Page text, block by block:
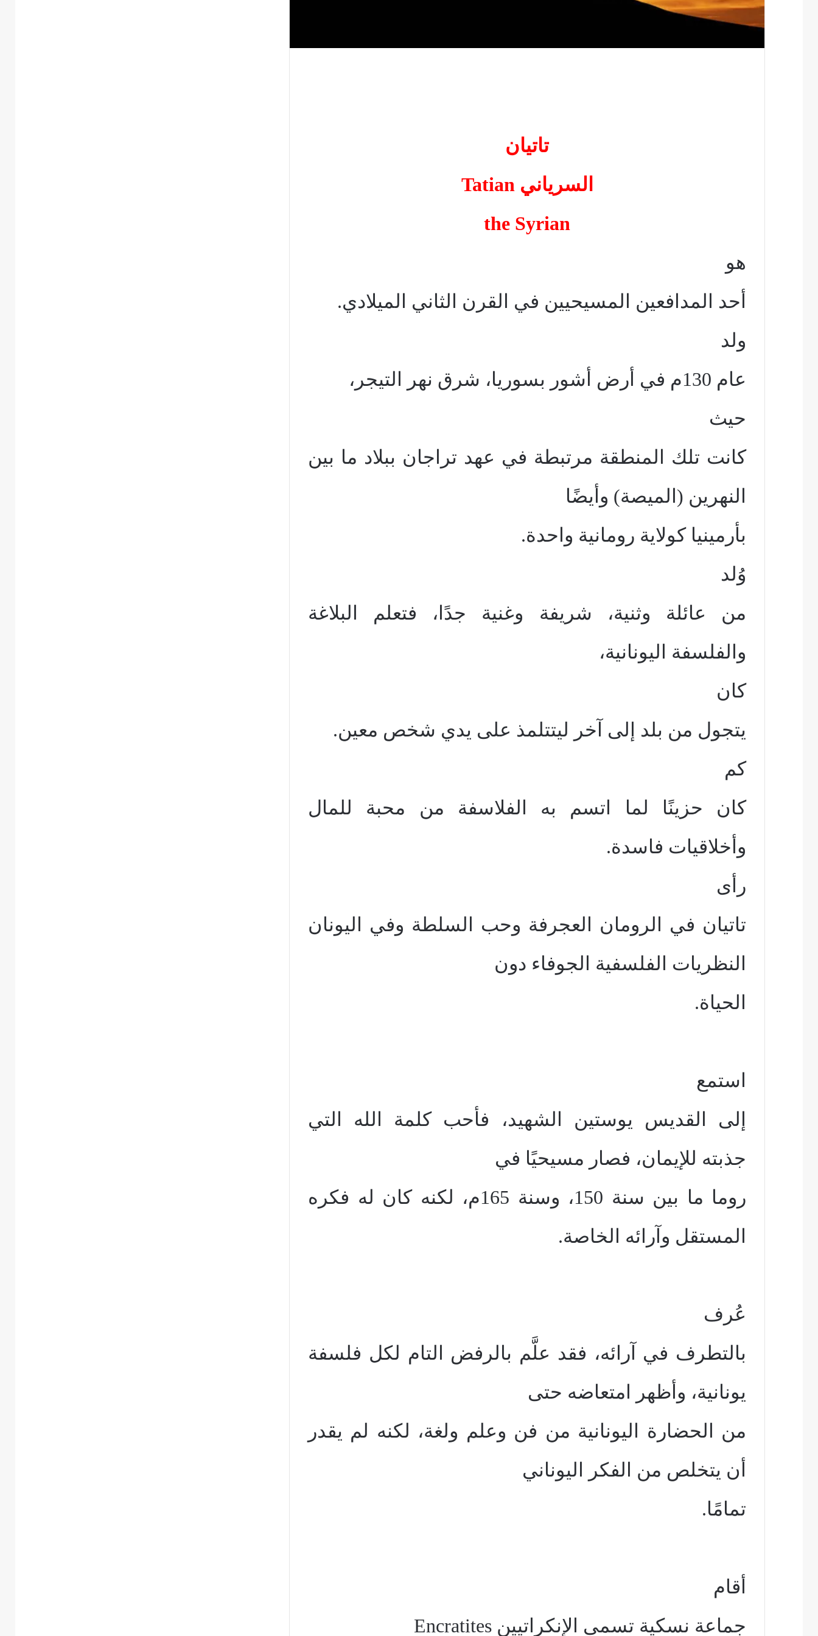
تاتيان
السرياني Tatian
the Syrian
هو
أحد المدافعين المسيحيين في القرن الثاني الميلادي.
ولد
عام 130م في أرض أشور بسوريا، شرق نهر التيجر،
حيث
كانت تلك المنطقة مرتبطة في عهد تراجان ببلاد ما بين
النهرين (الميصة) وأيضًا
بأرمينيا كولاية رومانية واحدة.
وُلد
من عائلة وثنية، شريفة وغنية جدًا، فتعلم البلاغة
والفلسفة اليونانية،
كان
يتجول من بلد إلى آخر ليتتلمذ على يدي شخص معين.
كم
كان حزينًا لما اتسم به الفلاسفة من محبة للمال
وأخلاقيات فاسدة.
رأى
تاتيان في الرومان العجرفة وحب السلطة وفي اليونان
النظريات الفلسفية الجوفاء دون
الحياة.
استمع
إلى القديس يوستين الشهيد، فأحب كلمة الله التي
جذبته للإيمان، فصار مسيحيًا في
روما ما بين سنة 150، وسنة 165م، لكنه كان له فكره
المستقل وآرائه الخاصة.
عُرف
بالتطرف في آرائه، فقد علَّم بالرفض التام لكل فلسفة
يونانية، وأظهر امتعاضه حتى
من الحضارة اليونانية من فن وعلم ولغة، لكنه لم يقدر
أن يتخلص من الفكر اليوناني
تمامًا.
أقام
جماعة نسكية تسمى الإنكراتيين Encratites